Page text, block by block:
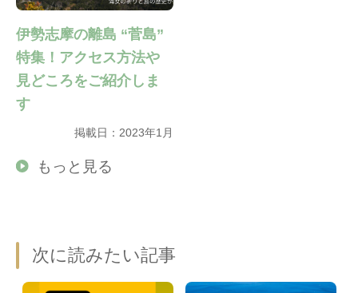
伊勢志摩の離島 “菅島”
特集！アクセス方法や
見どころをご紹介しま
す
掲載日：2023年1月
もっと見る
次に読みたい記事